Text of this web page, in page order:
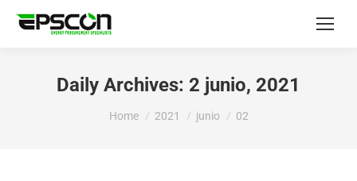
Daily Archives: 2 junio, 2021
You are here:
Home 2021 junio 02